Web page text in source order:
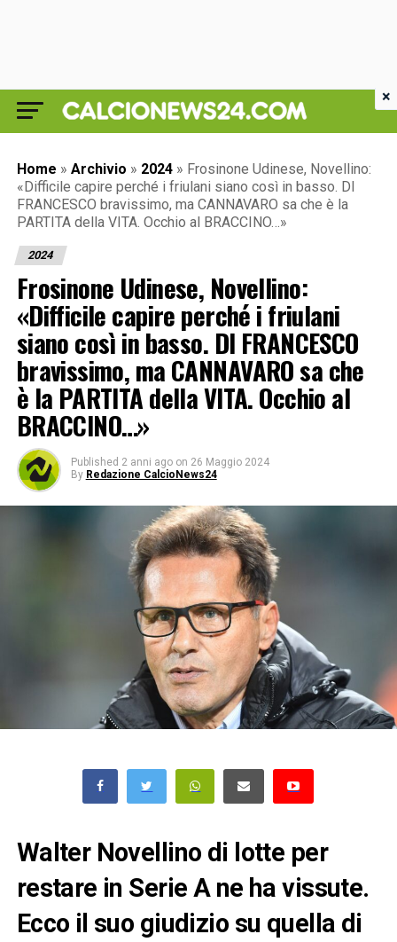
Home » Archivio » 2024 » Frosinone Udinese, Novellino:
«Difficile capire perché i friulani siano così in basso. DI
FRANCESCO bravissimo, ma CANNAVARO sa che è la
PARTITA della VITA. Occhio al BRACCINO…»
2024
Frosinone Udinese, Novellino:
«Difficile capire perché i friulani
siano così in basso. DI FRANCESCO
bravissimo, ma CANNAVARO sa che
è la PARTITA della VITA. Occhio al
BRACCINO…»
Published 2 anni ago on 26 Maggio 2024
By Redazione CalcioNews24
Walter Novellino di lotte per
restare in Serie A ne ha vissute.
Ecco il suo giudizio su quella di
×